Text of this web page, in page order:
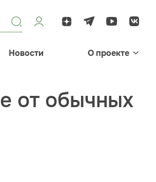
Новости О проекте
от обычных